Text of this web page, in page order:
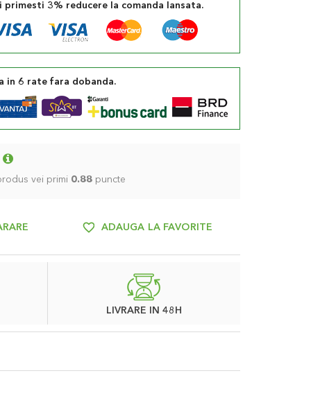
primesti 3% reducere la comanda lansata.
in 6 rate fara dobanda.
vei primi 0.88 puncte
ADAUGA LA FAVORITE
LIVRARE IN 48H